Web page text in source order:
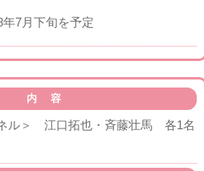
7月下旬を予定
内 容
ル＞ 江口拓也・斉藤壮馬 各1名